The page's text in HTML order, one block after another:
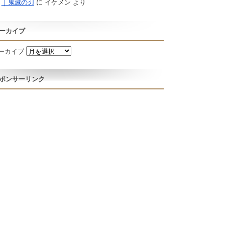
｜鬼滅の刃 に イケメン より
カイブ
カイブ
ンサーリンク